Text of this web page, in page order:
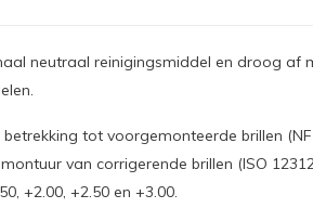
neutraal reinigingsmiddel en droog af
tot voorgemonteerde brillen (NF
van corrigerende brillen (ISO
+2.00, +2.50 en +3.00.